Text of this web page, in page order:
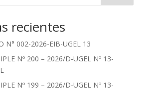
recientes
N° 002-2026-EIB-UGEL 13
Nº 200 – 2026/D-UGEL Nº 13-
Nº 199 – 2026/D-UGEL Nº 13-